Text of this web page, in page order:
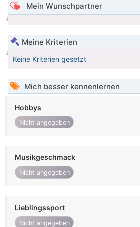
Mein Wunschpartner
Meine Kriterien
Keine Kriterien gesetzt
Mich besser kennenlernen
Hobbys
Nicht angegeben
Musikgeschmack
Nicht angegeben
Lieblingssport
Nicht angegeben